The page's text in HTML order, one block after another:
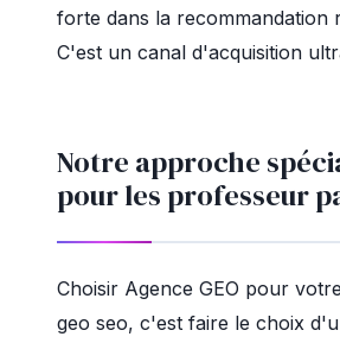
forte dans la recommandation
C'est un canal d'acquisition
Notre approche
pour les professeur
Choisir Agence GEO pour
geo seo, c'est faire le choix